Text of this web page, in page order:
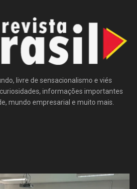
livre de sensacionalismo e viés
informações importantes
mundo empresarial e muito mais.